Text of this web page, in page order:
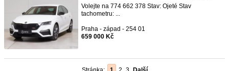
Volejte na 774 662 378 Stav: Ojeté Stav
tachometru: ...
Praha - západ - 254 01
659 000 Kč